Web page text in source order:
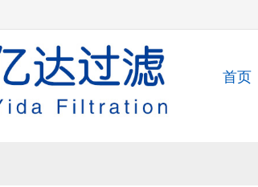
首页